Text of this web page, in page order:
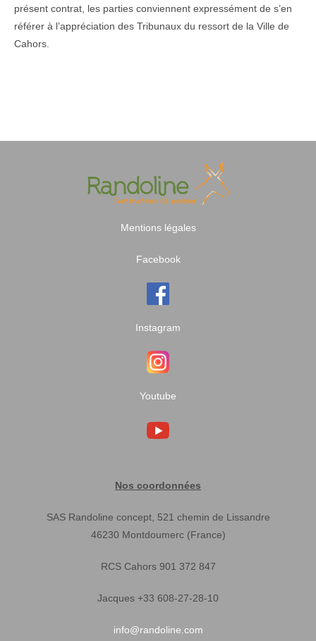
présent contrat, les parties conviennent expressément de s’en
référer à l’appréciation des Tribunaux du ressort de la Ville de
Cahors.
Mentions légales
Facebook
Instagram
Youtube
Nos coordonnées
SAS Randoline concept, 521 chemin de Lissandre
46230 Montdoumerc (France)
RCS Cahors 901 372 847
Jacques +33 608-27-28-10
info@randoline.com